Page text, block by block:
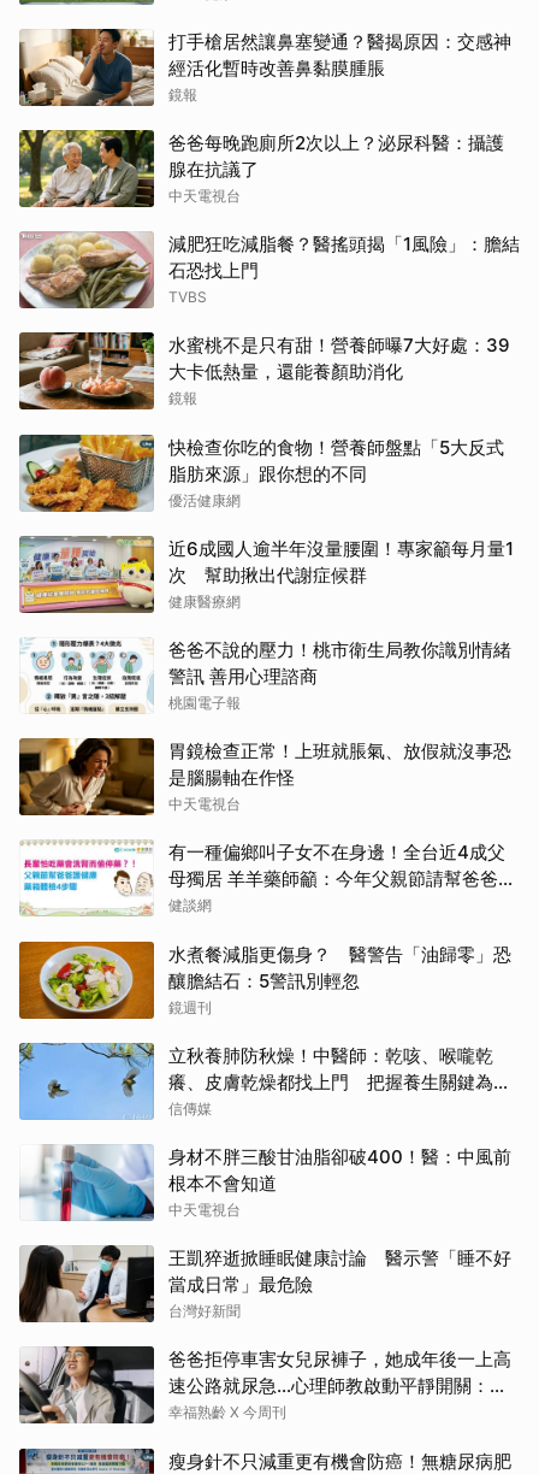
打手槍居然讓鼻塞變通？醫揭原因：交感神
經活化暫時改善鼻黏膜腫脹
鏡報
爸爸每晚跑廁所2次以上？泌尿科醫：攝護
腺在抗議了
中天電視台
減肥狂吃減脂餐？醫搖頭揭「1風險」：膽結
石恐找上門
TVBS
水蜜桃不是只有甜！營養師曝7大好處：39
大卡低熱量，還能養顏助消化
鏡報
快檢查你吃的食物！營養師盤點「5大反式
脂肪來源」跟你想的不同
優活健康網
近6成國人逾半年沒量腰圍！專家籲每月量1
次 幫助揪出代謝症候群
健康醫療網
爸爸不說的壓力！桃市衛生局教你識別情緒
警訊 善用心理諮商
桃園電子報
胃鏡檢查正常！上班就脹氣、放假就沒事恐
是腦腸軸在作怪
中天電視台
有一種偏鄉叫子女不在身邊！全台近4成父
母獨居 羊羊藥師籲：今年父親節請幫爸爸讀
懂他的藥
健談網
水煮餐減脂更傷身？ 醫警告「油歸零」恐
釀膽結石：5警訊別輕忽
鏡週刊
立秋養肺防秋燥！中醫師：乾咳、喉嚨乾
癢、皮膚乾燥都找上門 把握養生關鍵為秋
冬打底
信傳媒
身材不胖三酸甘油脂卻破400！醫：中風前
根本不會知道
中天電視台
王凱猝逝掀睡眠健康討論 醫示警「睡不好
當成日常」最危險
台灣好新聞
爸爸拒停車害女兒尿褲子，她成年後一上高
速公路就尿急…心理師教啟動平靜開關：恐
慌慢慢退場
幸福熟齡 X 今周刊
瘦身針不只減重更有機會防癌！無糖尿病肥